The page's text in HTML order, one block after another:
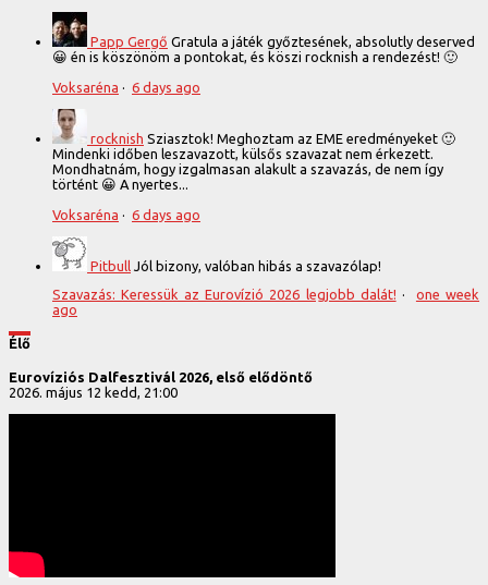
Papp Gergő Gratula a játék győztesének, absolutly deserved
😀 én is köszönöm a pontokat, és köszi rocknish a rendezést! 🙂
Voksaréna · 6 days ago
rocknish Sziasztok! Meghoztam az EME eredményeket 🙂
Mindenki időben leszavazott, külsős szavazat nem érkezett.
Mondhatnám, hogy izgalmasan alakult a szavazás, de nem így
történt 😀 A nyertes...
Voksaréna · 6 days ago
Pitbull Jól bizony, valóban hibás a szavazólap!
Szavazás: Keressük az Eurovízió 2026 legjobb dalát! · one week
ago
Élő
Eurovíziós Dalfesztivál 2026, első elődöntő
2026. május 12 kedd, 21:00